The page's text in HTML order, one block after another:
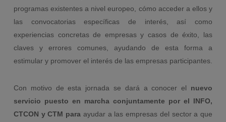
programas existentes a nivel europeo, cómo acceder a ellos y
las convocatorias específicas de interés, así como
experiencias concretas de empresas y casos de éxito, las
claves y errores comunes, ayudando de esta forma a
estimular y promover el interés de las empresas participantes.
Con motivo de esta jornada se dará a conocer el nuevo
servicio puesto en marcha conjuntamente por el INFO,
CTCON y CTM para ayudar a las empresas del sector a que